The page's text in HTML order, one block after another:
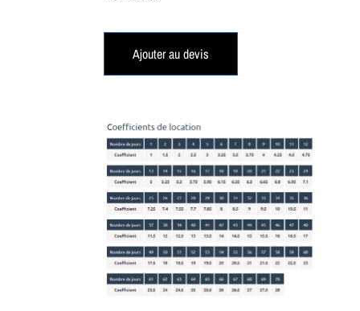
Ajouter au devis